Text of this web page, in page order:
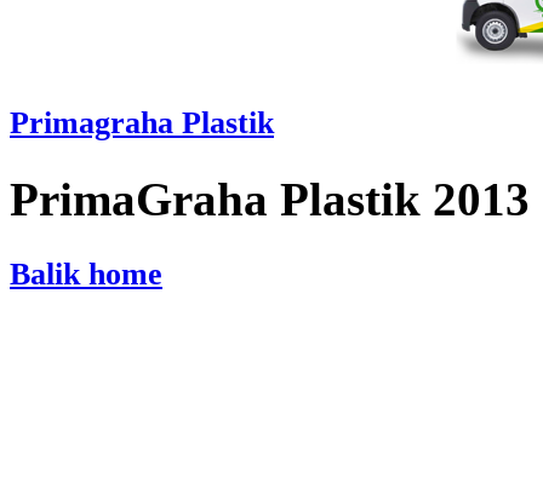
Primagraha Plastik
PrimaGraha Plastik 2013
Balik home